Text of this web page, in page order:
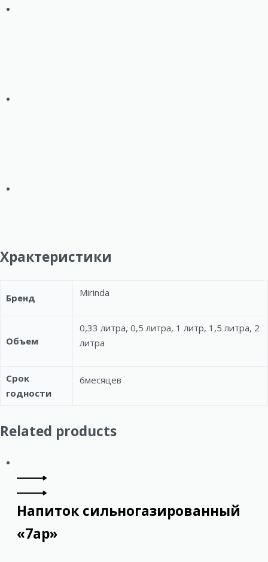
Храктеристики
Бренд Mirinda
Объем
0,33 литра, 0,5 литра, 1 литр, 1,5 литра, 2
литра
Срок
годности
6месяцев
Related products
Напиток сильногазированный
«7ap»